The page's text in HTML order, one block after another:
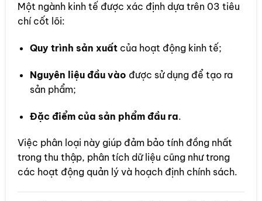
Một ngành kinh tế được xác định dựa trên 03 tiêu
chí cốt lõi:
Quy trình sản xuấtcủa hoạt động kinh tế;
Nguyên liệu đầu vào được sử dụng để tạo ra
sản phẩm;
Đặc điểm của sản phẩm đầu ra.
Việc phân loại này giúp đảm bảo tính đồng nhất
trong thu thập, phân tích dữ liệu cũng như trong
các hoạt động quản lý và hoạch định chính sách.